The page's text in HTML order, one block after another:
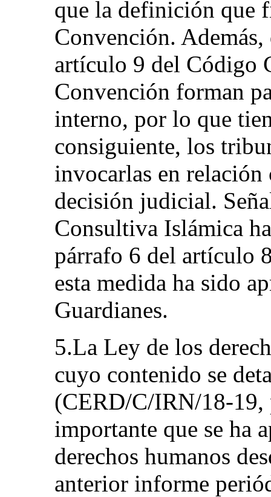
que la definición que
Convención.
artículo 9 del Código
Convención forman
interno, por lo que
consiguiente, los
invocarlas en
decisión judicial.
Consultiva Islámica
párrafo 6 del artículo
esta medida ha sido
Guardianes.
5.La Ley de los
cuyo contenido se
(CERD/C/IRN/18-19,
importante que se ha
derechos humanos
anterior informe